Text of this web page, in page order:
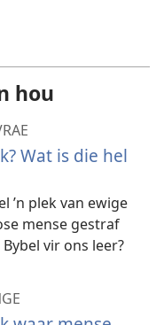
hou
Wat is die hel
’n plek van ewige
mense gestraf
vir ons leer?